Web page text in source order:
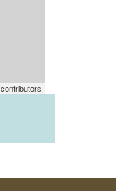
contributors